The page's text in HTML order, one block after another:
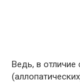
Ведь, в отличие